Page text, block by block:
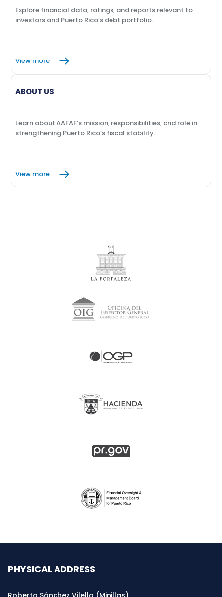
Explore financial data, ratings, and reports relevant to
investors and Puerto Rico’s debt portfolio.
View more
ABOUT US
Learn about AAFAF’s mission, responsibilities, and role in
strengthening Puerto Rico’s fiscal stability.
View more
PHYSICAL ADDRESS
Roberto Sánchez Vilella (Minillas)